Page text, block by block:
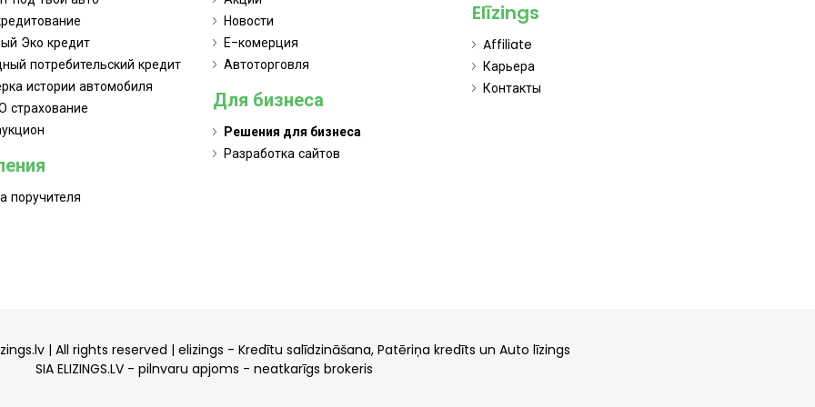
Эко кредит
потребительский кредит
истории автомобиля
страхование
поручителя
Новости
Е-комерция
Автоторговля
Для бизнеса
Решения для бизнеса
Разработка сайтов
Elīzings
Affiliate
Карьера
Контакты
| All rights reserved | elizings - Kredītu salīdzināšana, Patēriņa kredīts un Auto līzings
SIA ELIZINGS.LV - pilnvaru apjoms - neatkarīgs brokeris